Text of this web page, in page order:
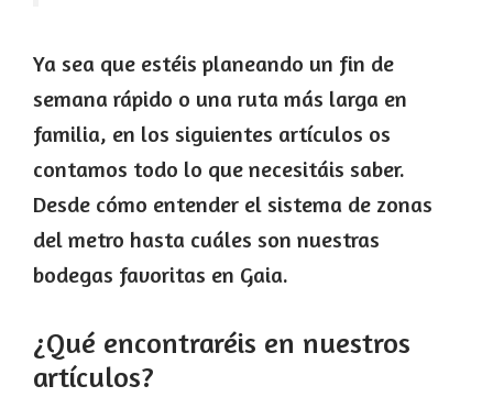
Ya sea que estéis planeando un fin de
semana rápido o una ruta más larga en
familia, en los siguientes artículos os
contamos todo lo que necesitáis saber.
Desde cómo entender el sistema de zonas
del metro hasta cuáles son nuestras
bodegas favoritas en Gaia.
¿Qué encontraréis en nuestros
artículos?